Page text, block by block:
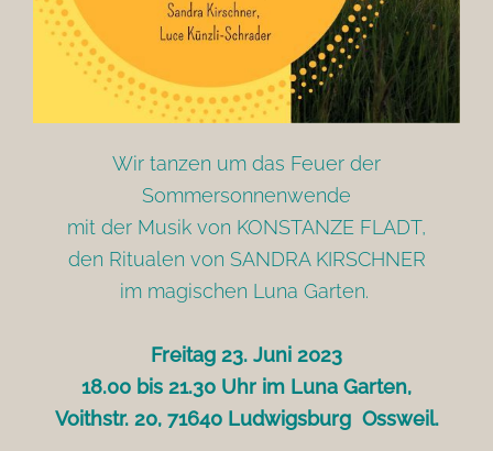
Wir tanzen um das Feuer der
Sommersonnenwende
mit der Musik von KONSTANZE FLADT,
den Ritualen von SANDRA KIRSCHNER
im magischen Luna Garten.
Freitag 23. Juni 2023
18.00 bis 21.30 Uhr im Luna Garten,
Voithstr. 20, 71640 Ludwigsburg Ossweil.